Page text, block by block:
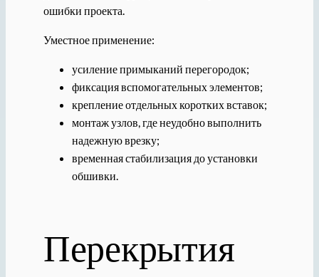
ошибки проекта.
Уместное применение:
усиление примыканий перегородок;
фиксация вспомогательных элементов;
крепление отдельных коротких вставок;
монтаж узлов, где неудобно выполнить
надежную врезку;
временная стабилизация до установки
обшивки.
Перекрытия